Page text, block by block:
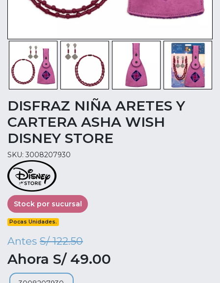
DISFRAZ NIÑA ARETES Y
CARTERA ASHA WISH
DISNEY STORE
SKU: 3008207930
Stock por sucursal
Pocas Unidades.
Antes S/ 122.50
Ahora S/ 49.00